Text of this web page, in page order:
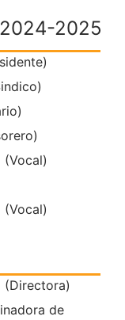
2025
(Vocal)
(Vocal)
(Directora)
de